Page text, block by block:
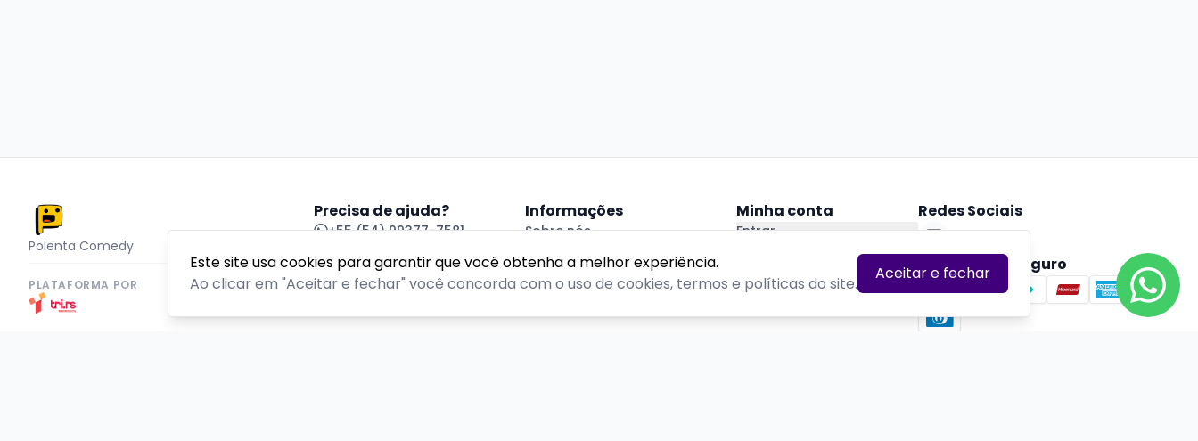
Este site usa cookies para garantir que você obtenha a melhor experiência.
Ao clicar em "Aceitar e fechar" você concorda com o uso de cookies, termos e políticas do site.
Aceitar e fechar
Polenta Comedy
PLATAFORMA POR
Precisa de ajuda?
+55 (54) 99377-7581
Central de Ajuda
Informações
Sobre nós
Termos de Uso
Minha conta
Entrar
Redes Sociais
Pagamento Seguro